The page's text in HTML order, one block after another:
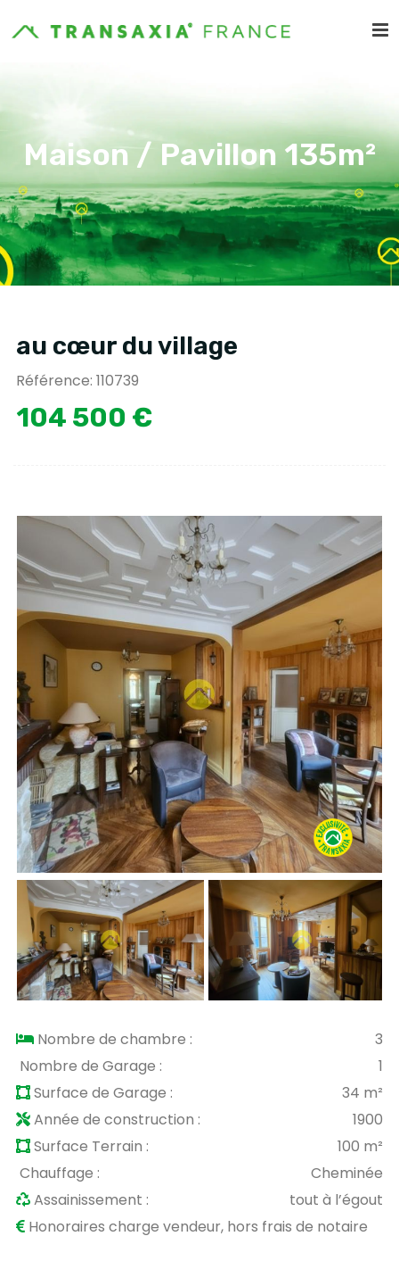
Maison / Pavillon 135m²
au cœur du village
Référence: 110739
104 500 €
Nombre de chambre :
3
Nombre de Garage :
1
Surface de Garage :
34 m²
Année de construction :
1900
Surface Terrain :
100 m²
Chauffage :
Cheminée
Assainissement :
tout à l’égout
Honoraires charge vendeur, hors frais de notaire